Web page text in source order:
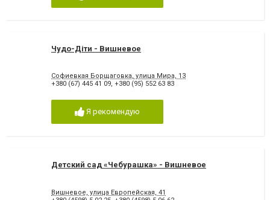
Чудо-Діти - Вишневое
Софиевкая Борщаговка, улица Мира, 13
+380 (67) 445 41 09, +380 (95) 552 63 83
Я рекомендую
Детский сад «Чебурашка» - Вишневое
Вишневое, улица Европейская, 41